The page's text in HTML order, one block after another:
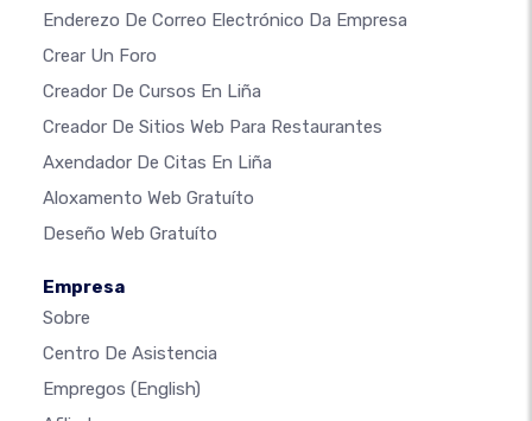
Enderezo De Correo Electrónico Da Empresa
Crear Un Foro
Creador De Cursos En Liña
Creador De Sitios Web Para Restaurantes
Axendador De Citas En Liña
Aloxamento Web Gratuíto
Deseño Web Gratuíto
Empresa
Sobre
Centro De Asistencia
Empregos (English)